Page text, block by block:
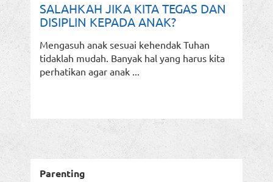
SALAHKAH JIKA KITA TEGAS DAN
DISIPLIN KEPADA ANAK?
Mengasuh anak sesuai kehendak Tuhan
tidaklah mudah. Banyak hal yang harus kita
perhatikan agar anak ...
Parenting